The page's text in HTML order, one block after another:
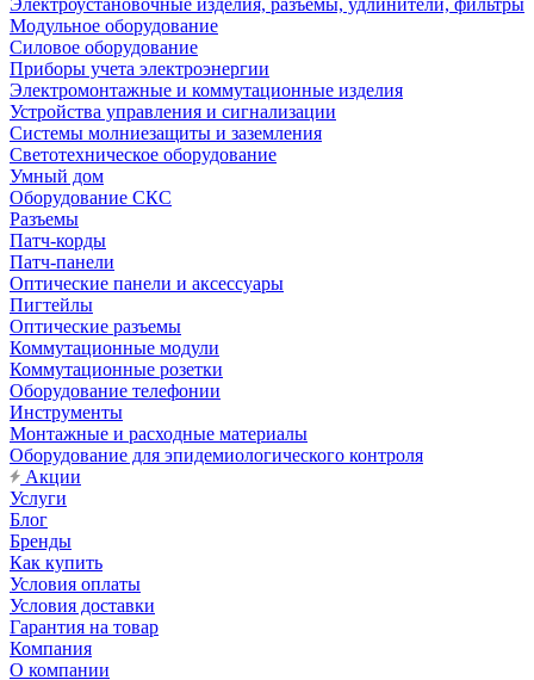
Электроустановочные изделия, разъемы, удлинители, фильтры
Модульное оборудование
Силовое оборудование
Приборы учета электроэнергии
Электромонтажные и коммутационные изделия
Устройства управления и сигнализации
Системы молниезащиты и заземления
Светотехническое оборудование
Умный дом
Оборудование СКС
Разъемы
Патч-корды
Патч-панели
Оптические панели и аксессуары
Пигтейлы
Оптические разъемы
Коммутационные модули
Коммутационные розетки
Оборудование телефонии
Инструменты
Монтажные и расходные материалы
Оборудование для эпидемиологического контроля
Акции
Услуги
Блог
Бренды
Как купить
Условия оплаты
Условия доставки
Гарантия на товар
Компания
О компании